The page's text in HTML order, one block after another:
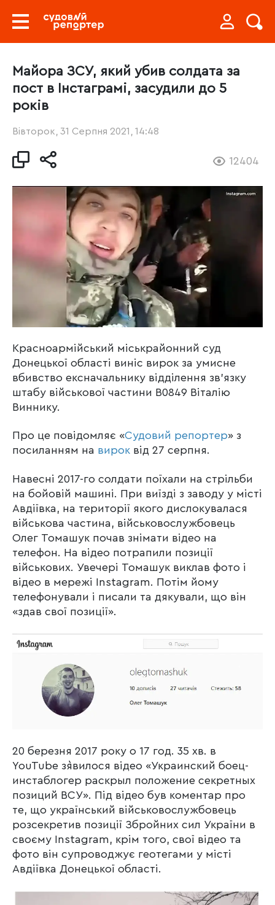
Майора ЗСУ, який убив солдата за
пост в Інстаграмі, засудили до 5
років
Вівторок, 31 Серпня 2021, 14:48
12404
Красноармійський міськрайонний суд
Донецької області виніс вирок за умисне
вбивство ексначальнику відділення зв’язку
штабу військової частини В0849 Віталію
Виннику.
Про це повідомляє «Судовий репортер» з
посиланням на вирок від 27 серпня.
Навесні 2017-го солдати поїхали на стрільби
на бойовій машині. При виїзді з заводу у місті
Авдіївка, на території якого дислокувалася
військова частина, військовослужбовець
Олег Томашук почав знімати відео на
телефон. На відео потрапили позиції
військових. Увечері Томашук виклав фото і
відео в мережі Instagram. Потім йому
телефонували і писали та дякували, що він
«здав свої позиції».
20 березня 2017 року о 17 год. 35 хв. в
YouTube з`явилося відео «Украинский боец-
инстаблогер раскрыл положение секретных
позиций ВСУ». Під відео був коментар про
те, що український військовослужбовець
розсекретив позиції Збройних сил України в
своєму Instagram, крім того, свої відео та
фото він супроводжує геотегами у місті
Авдіївка Донецької області.